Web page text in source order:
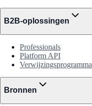
B2B-oplossingen
Professionals
Platform API
Verwijzingsprogramma
Bronnen